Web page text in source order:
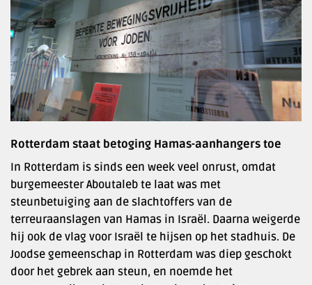
Rotterdam staat betoging Hamas-aanhangers toe
In Rotterdam is sinds een week veel onrust, omdat
burgemeester Aboutaleb te laat was met
steunbetuiging aan de slachtoffers van de
terreuraanslagen van Hamas in Israël. Daarna weigerde
hij ook de vlag voor Israël te hijsen op het stadhuis. De
Joodse gemeenschap in Rotterdam was diep geschokt
door het gebrek aan steun, en noemde het